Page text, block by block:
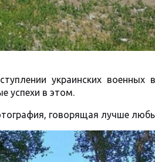
украинских военных
успехи в этом.
говорящая лучше